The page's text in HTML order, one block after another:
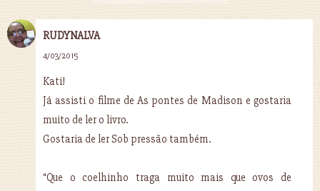
RUDYNALVA
4/03/2015
Kati!
Já assisti o filme de As pontes de Madison e gostaria
muito de ler o livro.
Gostaria de ler Sob pressão também.
“Que o coelhinho traga muito mais que ovos de